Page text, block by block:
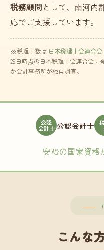
税務顧問 として、南河内
応でご支援しています。
※税理士数は 日本税理士会連合
29日時点の日本税理士会連合会
か会計事務所が独自調査。
公認
会計士 公認会計士
安心の国家資格
こんな